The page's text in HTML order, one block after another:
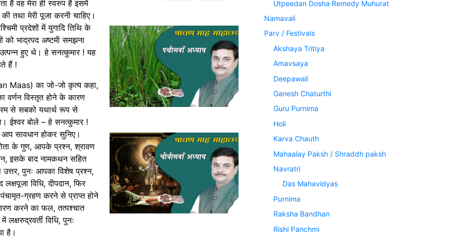
है वह मेरा ही स्वरुप है इसमें
तथा मेरी पूजा करनी चाहिए।
प्रदेशों में युगादि तिथि के
को भाद्रपद अष्टमी समझना
हुए थे। हे सनत्कुमार ! यह
हैं !
Maas) का जो-जो कृत्य कहा,
विस्तृत होने के कारण
से सबको यथार्थ रूप से
ईश्वर बोले – हे सनत्कुमार !
सावधान होकर सुनिए।
के गुण, आपके प्रश्न, श्रावण
इसके बाद नामकथन सहित
उत्तर, पुनः आपका विशेष प्रश्न,
विधि, दीपदान, फिर
ग्रहण करने से प्राप्त होने
करने का फल, तत्पश्चात
लक्षरुद्रवर्ती विधि, पुनः
है।
Utpeedan Dosha Remedy Muhurat
Namavali
Parv / Festivals
Akshaya Tritiya
Amavsaya
Deepawali
Ganesh Chaturthi
Guru Purnima
Holi
Karva Chauth
Mahaalay Paksh / Shraddh paksh
Navratri
Das Mahavidyas
Purnima
Raksha Bandhan
Rishi Panchmi